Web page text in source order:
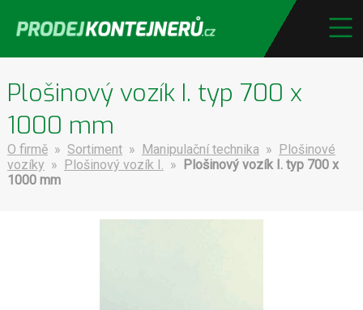
Plošinový vozík I. typ 700 x
1000 mm
O firmě » Sortiment » Manipulační technika » Plošinové
vozíky » Plošinový vozík I. » Plošinový vozík I. typ 700 x
1000 mm